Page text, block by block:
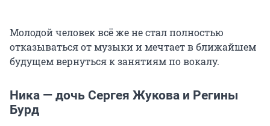
Молодой человек всё же не стал полностью
отказываться от музыки и мечтает в ближайшем
будущем вернуться к занятиям по вокалу.
Ника — дочь Сергея Жукова и Регины
Бурд